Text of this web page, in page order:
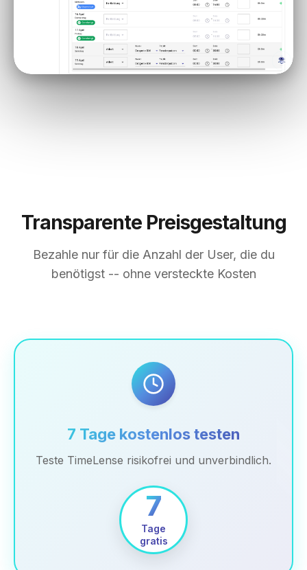
Transparente Preisgestaltung
Bezahle nur für die Anzahl der User, die du
benötigst -- ohne versteckte Kosten
7 Tage kostenlos testen
Teste TimeLense risikofrei und unverbindlich.
7
Tage
gratis